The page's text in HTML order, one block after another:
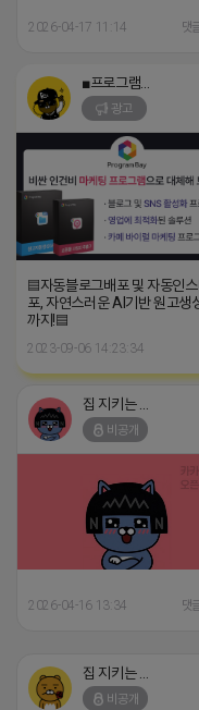
2026-04-17 11:14 댓
광고
▤자동블로그배포 및 자동인
포, 자연스러운 AI기반 원고생
까지!▤
2023-09-06 14:23:34
비공개
2026-04-16 13:34 댓
비공개